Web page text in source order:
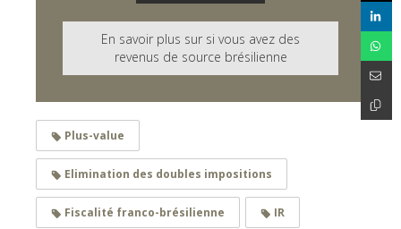
En savoir plus sur si vous avez des
revenus de source brésilienne
Plus-value
Elimination des doubles impositions
Fiscalité franco-brésilienne IR